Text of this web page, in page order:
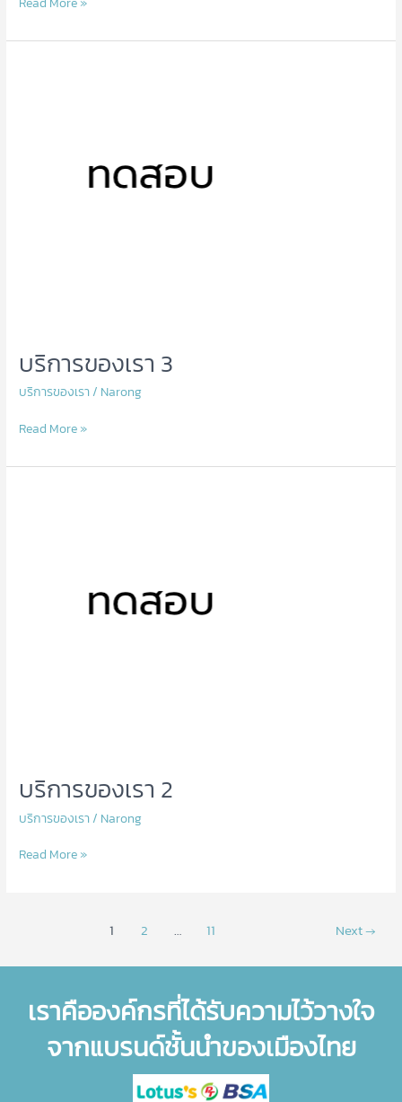
บริการของเรา 3
บริการของเรา / Narong
Read More »
บริการของเรา 2
บริการของเรา / Narong
Read More »
1 2 … 11 Next→
เราคือองค์กรที่ได้รับความไว้วางใจ
จากแบรนด์ชั้นนำของเมืองไทย